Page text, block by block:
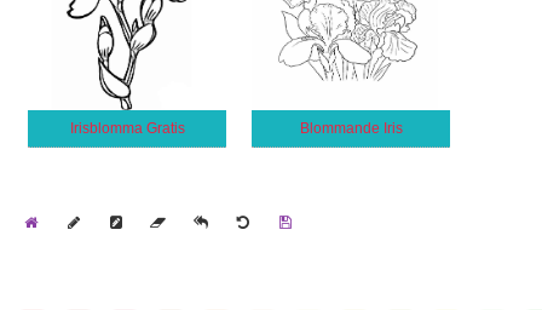
Irisblomma Gratis Blommande Iris